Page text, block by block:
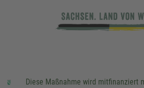
Diese Maßnahme wird mitfinanziert